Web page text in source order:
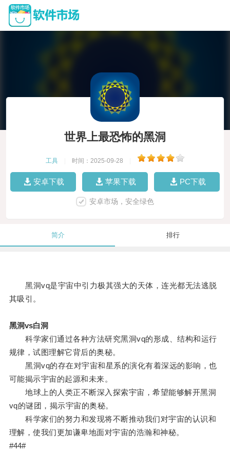
世界上最恐怖的黑洞
工具 时间：2025-09-28
安卓下载 苹果下载 PC下载
安卓市场，安全绿色
简介 排行
黑洞vq是宇宙中引力极其强大的天体，连光都无法逃脱
其吸引。
黑洞vs白洞
科学家们通过各种方法研究黑洞vq的形成、结构和运行
规律，试图理解它背后的奥秘。
黑洞vq的存在对宇宙和星系的演化有着深远的影响，也
可能揭示宇宙的起源和未来。
地球上的人类正不断深入探索宇宙，希望能够解开黑洞
vq的谜团，揭示宇宙的奥秘。
科学家们的努力和发现将不断推动我们对宇宙的认识和
理解，使我们更加谦卑地面对宇宙的浩瀚和神秘。
#44#